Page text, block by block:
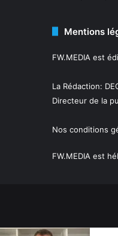
Mentions
FW.MEDIA est
La Rédaction:
Directeur de la
Nos conditions
FW.MEDIA est